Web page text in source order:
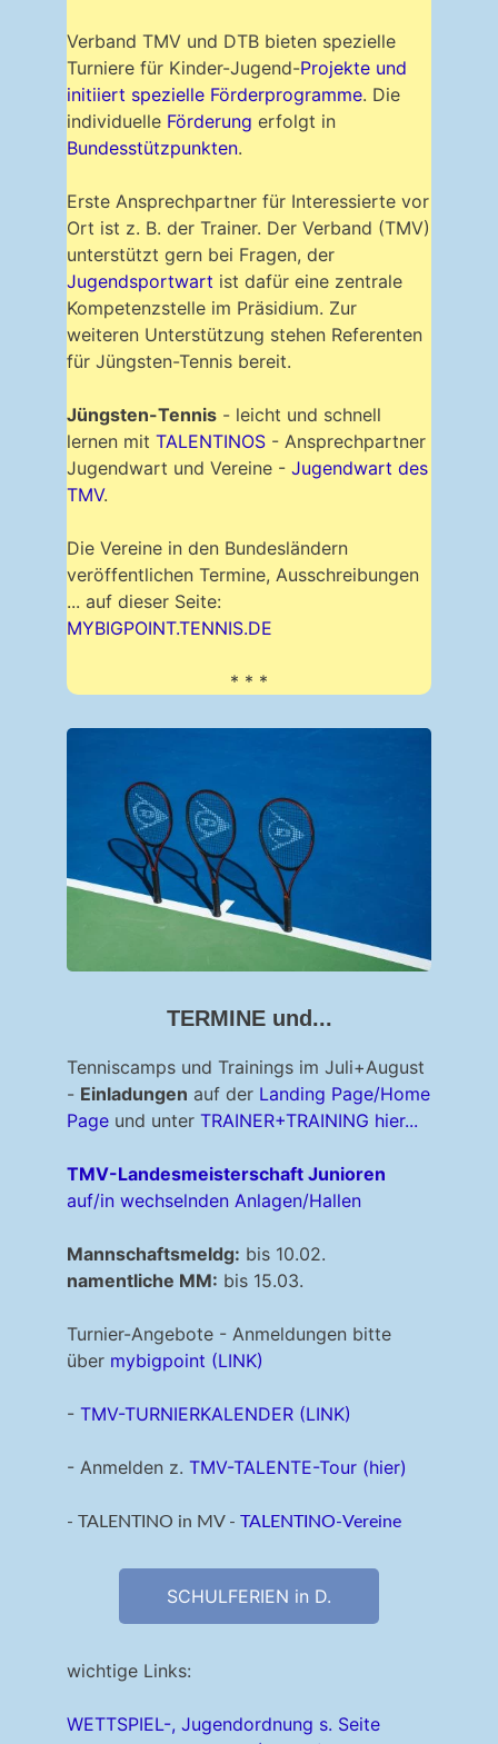
Verband TMV und DTB bieten spezielle
Turniere für Kinder-Jugend-Projekte und
initiiert spezielle Förderprogramme. Die
individuelle Förderung erfolgt in
Bundesstützpunkten.
Erste Ansprechpartner für Interessierte vor
Ort ist z. B. der Trainer. Der Verband (TMV)
unterstützt gern bei Fragen, der
Jugendsportwart ist dafür eine zentrale
Kompetenzstelle im Präsidium. Zur
weiteren Unterstützung stehen Referenten
für Jüngsten-Tennis bereit.
Jüngsten-Tennis - leicht und schnell
lernen mit TALENTINOS - Ansprechpartner
Jugendwart und Vereine - Jugendwart des
TMV.
Die Vereine in den Bundesländern
veröffentlichen Termine, Ausschreibungen
... auf dieser Seite:
MYBIGPOINT.TENNIS.DE
* * *
TERMINE und...
Tenniscamps und Trainings im Juli+August
- Einladungen auf der Landing Page/Home
Page und unter TRAINER+TRAINING hier...
TMV-Landesmeisterschaft Junioren
auf/in wechselnden Anlagen/Hallen
Mannschaftsmeldg: bis 10.02.
namentliche MM: bis 15.03.
Turnier-Angebote - Anmeldungen bitte
über mybigpoint (LINK)
- TMV-TURNIERKALENDER (LINK)
- Anmelden z. TMV-TALENTE-Tour (hier)
- TALENTINO in MV - TALENTINO-Vereine
SCHULFERIEN in D.
wichtige Links:
WETTSPIEL-, Jugendordnung s. Seite